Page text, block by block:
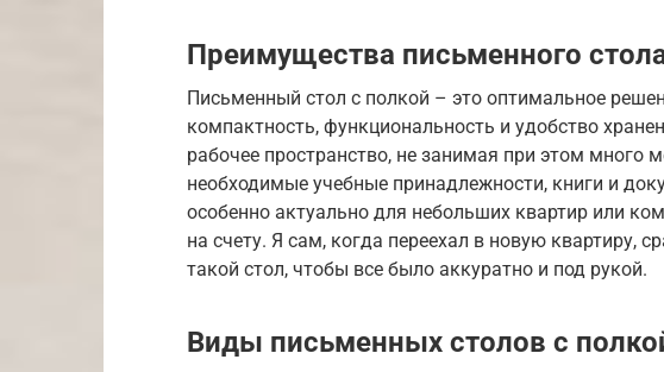
Преимущества письменного
Письменный стол с полкой – это оптимальное
компактность, функциональность и удобство
рабочее пространство, не занимая при этом много
необходимые учебные принадлежности, книги и
особенно актуально для небольших квартир или
на счету. Я сам, когда переехал в новую квартиру,
такой стол, чтобы все было аккуратно и под рукой.
Виды письменных столов с